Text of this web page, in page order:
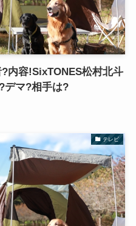
内容!SixTONES松村北斗
デマ?相手は?
テレビ